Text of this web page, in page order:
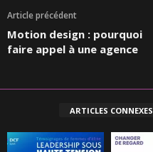
Article précédent
Motion design : pourquoi
faire appel à une agence
ARTICLES CONNEXES